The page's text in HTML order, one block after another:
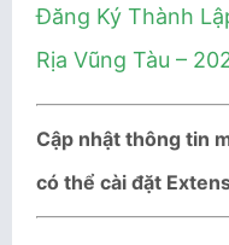
Đăng Ký Thành
Rịa Vũng Tàu –
Cập nhật thông tin
có thể cài đặt